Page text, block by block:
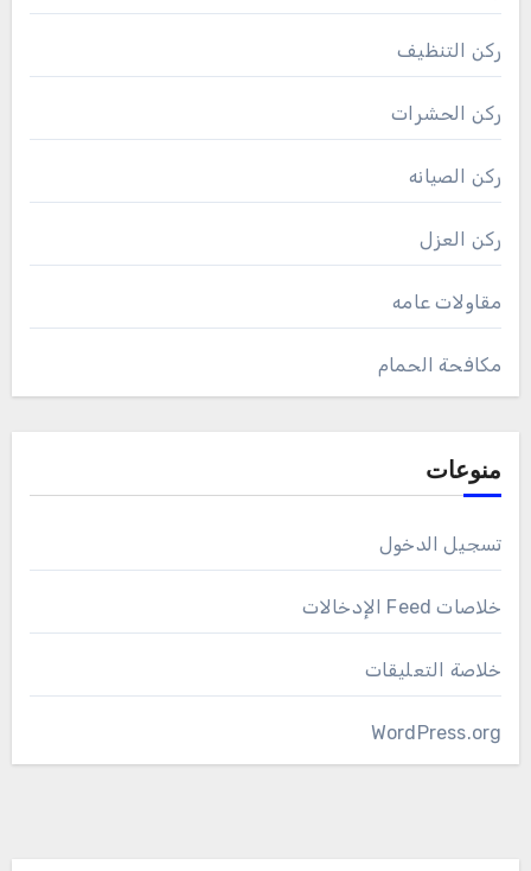
ركن التنظيف
ركن الحشرات
ركن الصيانه
ركن العزل
مقاولات عامه
مكافحة الحمام
منوعات
تسجيل الدخول
خلاصات Feed الإدخالات
خلاصة التعليقات
WordPress.org